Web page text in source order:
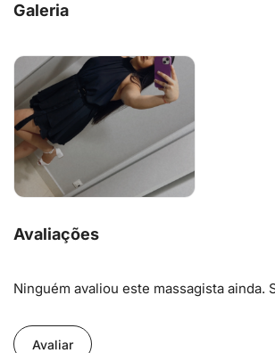
Galeria
Avaliações
Ninguém avaliou este massagista ainda.
Avaliar